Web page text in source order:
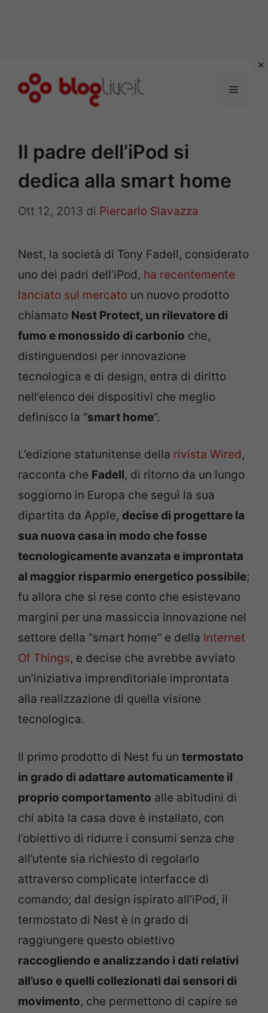
Menu
Il padre dell’iPod si
dedica alla smart home
Ott 12, 2013 di Piercarlo Slavazza
Nest, la società di Tony Fadell, considerato
uno dei padri dell’iPod, ha recentemente
lanciato sul mercato un nuovo prodotto
chiamato Nest Protect, un rilevatore di
fumo e monossido di carbonio che,
distinguendosi per innovazione
tecnologica e di design, entra di diritto
nell’elenco dei dispositivi che meglio
definisco la “smart home“.
L’edizione statunitense della rivista Wired,
racconta che Fadell, di ritorno da un lungo
soggiorno in Europa che seguì la sua
dipartita da Apple, decise di progettare la
sua nuova casa in modo che fosse
tecnologicamente avanzata e improntata
al maggior risparmio energetico possibile;
fu allora che si rese conto che esistevano
margini per una massiccia innovazione nel
settore della “smart home” e della Internet
Of Things, e decise che avrebbe avviato
un’iniziativa imprenditoriale improntata
alla realizzazione di quella visione
tecnologica.
Il primo prodotto di Nest fu un termostato
in grado di adattare automaticamente il
proprio comportamento alle abitudini di
chi abita la casa dove è installato, con
l’obiettivo di ridurre i consumi senza che
all’utente sia richiesto di regolarlo
attraverso complicate interfacce di
comando; dal design ispirato all’iPod, il
termostato di Nest è in grado di
raggiungere questo obiettivo
raccogliendo e analizzando i dati relativi
all’uso e quelli collezionati dai sensori di
movimento, che permettono di capire se